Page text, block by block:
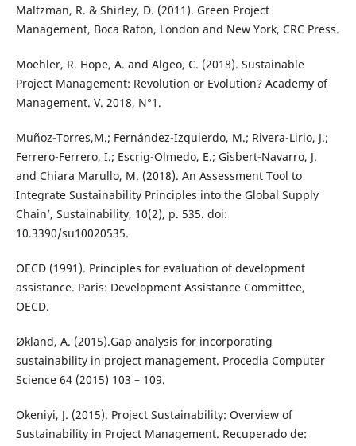
Maltzman, R. & Shirley, D. (2011). Green Project
Management, Boca Raton, London and New York, CRC Press.
Moehler, R. Hope, A. and Algeo, C. (2018). Sustainable
Project Management: Revolution or Evolution? Academy of
Management. V. 2018, N°1.
Muñoz-Torres,M.; Fernández-Izquierdo, M.; Rivera-Lirio, J.;
Ferrero-Ferrero, I.; Escrig-Olmedo, E.; Gisbert-Navarro, J.
and Chiara Marullo, M. (2018). An Assessment Tool to
Integrate Sustainability Principles into the Global Supply
Chain’, Sustainability, 10(2), p. 535. doi:
10.3390/su10020535.
OECD (1991). Principles for evaluation of development
assistance. Paris: Development Assistance Committee,
OECD.
Økland, A. (2015).Gap analysis for incorporating
sustainability in project management. Procedia Computer
Science 64 (2015) 103 – 109.
Okeniyi, J. (2015). Project Sustainability: Overview of
Sustainability in Project Management. Recuperado de: